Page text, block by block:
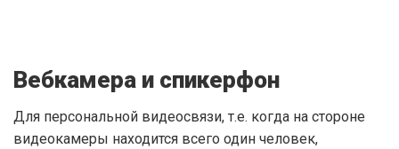
Вебкамера и спикерфон
Для персональной видеосвязи, т.е. когда на стороне
видеокамеры находится всего один человек,